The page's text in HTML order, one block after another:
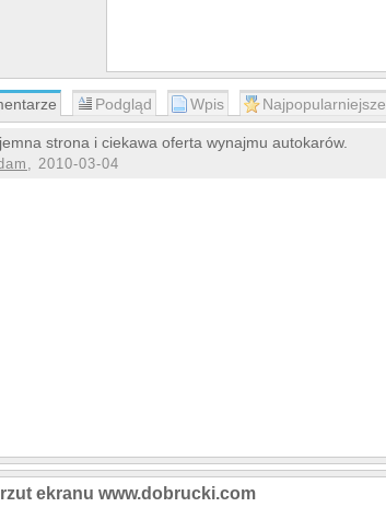
Podgląd Wpis Najpopularniejsze
strona i ciekawa oferta wynajmu autokarów.
, 2010-03-04
ekranu www.dobrucki.com